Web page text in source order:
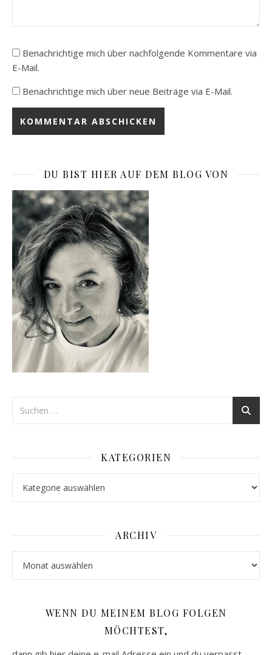
Benachrichtige mich über nachfolgende Kommentare via
E-Mail.
Benachrichtige mich über neue Beiträge via E-Mail.
DU BIST HIER AUF DEM BLOG VON
KATEGORIEN
ARCHIV
WENN DU MEINEM BLOG FOLGEN
MÖCHTEST,